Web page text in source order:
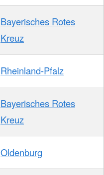
Bayerisches Rotes
Kreuz
Rheinland-Pfalz
Bayerisches Rotes
Kreuz
Oldenburg